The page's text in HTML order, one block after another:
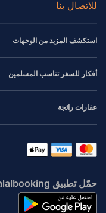
للاتصال بنا
استكشف المزيد من الوجهات
أفكار للسفر تناسب المسلمين
عقارات رائجة
حمّل تطبيق Halalbooking